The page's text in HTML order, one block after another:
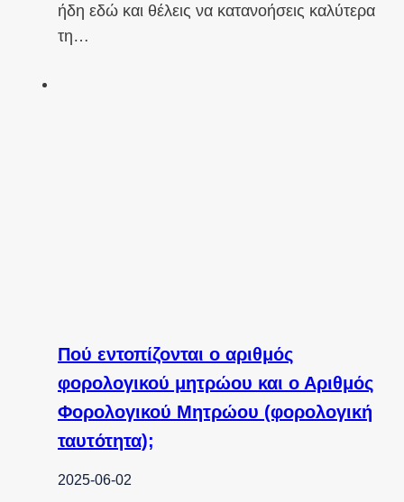
ήδη εδώ και θέλεις να κατανοήσεις καλύτερα
τη…
Πού εντοπίζονται ο αριθμός
φορολογικού μητρώου και ο Αριθμός
Φορολογικού Μητρώου (φορολογική
ταυτότητα);
2025-06-02